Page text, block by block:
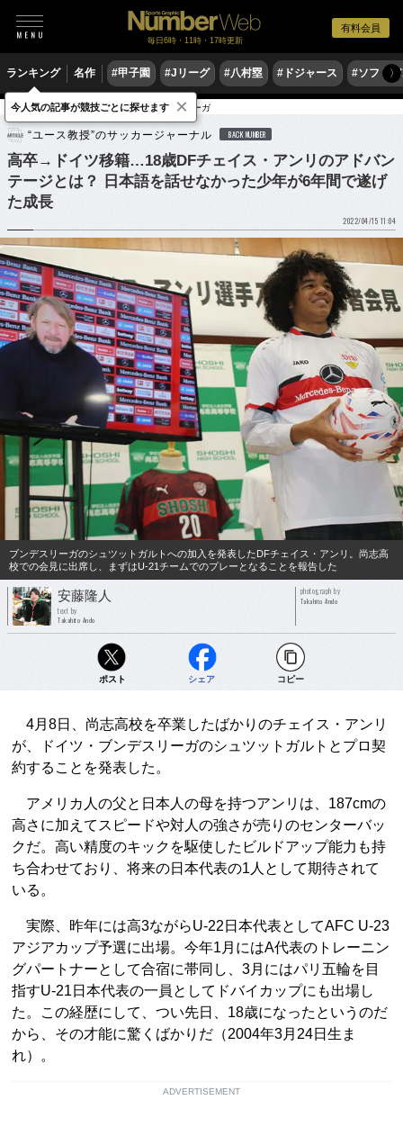
有料会員
毎日6時・11時・17時更新
ランキング 名作 #甲子園 #Jリーグ #八村塁 #ドジャース #ソフト〉
サッカー 海外サッカー ブンデスリーガ
“ユース教授”のサッカージャーナル BACK NUMBER
高卒→ドイツ移籍…18歳DFチェイス・アンリのアドバン
テージとは？ 日本語を話せなかった少年が6年間で遂げ
た成長
2022/04/15 11:04
ブンデスリーガのシュツットガルトへの加入を発表したDFチェイス・アンリ。尚志高
校での会見に出席し、まずはU-21チームでのプレーとなることを報告した
安藤隆人
text by
Takahito Ando
photograph by
Takahito Ando
ポスト シェア コピー
4月8日、尚志高校を卒業したばかりのチェイス・アンリ
が、ドイツ・ブンデスリーガのシュツットガルトとプロ契
約することを発表した。
アメリカ人の父と日本人の母を持つアンリは、187cmの
高さに加えてスピードや対人の強さが売りのセンターバッ
クだ。高い精度のキックを駆使したビルドアップ能力も持
ち合わせており、将来の日本代表の1人として期待されて
いる。
実際、昨年には高3ながらU-22日本代表としてAFC U-23
アジアカップ予選に出場。今年1月にはA代表のトレーニン
グパートナーとして合宿に帯同し、3月にはパリ五輪を目
指すU-21日本代表の一員としてドバイカップにも出場し
た。この経歴にして、つい先日、18歳になったというのだ
から、その才能に驚くばかりだ（2004年3月24日生ま
れ）。
ADVERTISEMENT
今人気の記事が競技ごとに探せます ×